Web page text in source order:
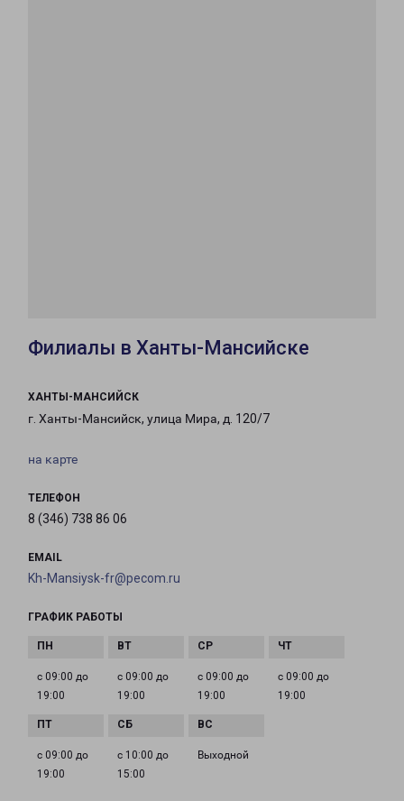
Филиалы в Ханты-Мансийске
ХАНТЫ-МАНСИЙСК
г. Ханты-Мансийск, улица Мира, д. 120/7
на карте
ТЕЛЕФОН
8 (346) 738 86 06
EMAIL
Kh-Mansiysk-fr@pecom.ru
ГРАФИК РАБОТЫ
с 09:00 до
19:00
с 09:00 до
19:00
с 09:00 до
19:00
с 09:00 до
19:00
с 09:00 до
19:00
с 10:00 до
15:00
Выходной